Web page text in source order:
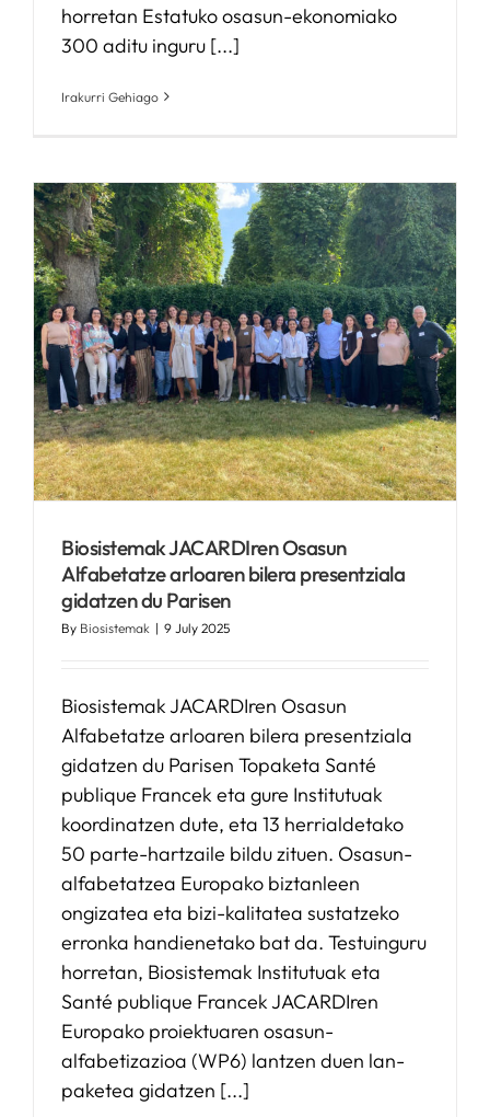
horretan Estatuko osasun-ekonomiako
300 aditu inguru [...]
Irakurri Gehiago
Biosistemak JACARDIren Osasun
Alfabetatze arloaren bilera presentziala
gidatzen du Parisen
By Biosistemak | 9 July 2025
Biosistemak JACARDIren Osasun
Alfabetatze arloaren bilera presentziala
gidatzen du Parisen Topaketa Santé
publique Francek eta gure Institutuak
koordinatzen dute, eta 13 herrialdetako
50 parte-hartzaile bildu zituen. Osasun-
alfabetatzea Europako biztanleen
ongizatea eta bizi-kalitatea sustatzeko
erronka handienetako bat da. Testuinguru
horretan, Biosistemak Institutuak eta
Santé publique Francek JACARDIren
Europako proiektuaren osasun-
alfabetizazioa (WP6) lantzen duen lan-
paketea gidatzen [...]